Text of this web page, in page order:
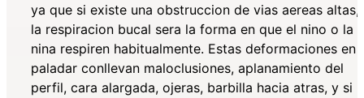
ya que si existe una obstruccion de vias aereas
la respiracion bucal sera la forma en que el nino o la
nina respiren habitualmente. Estas deformaciones en
paladar conllevan maloclusiones, aplanamiento del
perfil, cara alargada, ojeras, barbilla hacia atras, y si